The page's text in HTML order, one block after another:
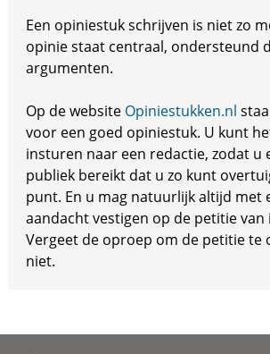
Een opiniestuk schrijven is niet zo
opinie staat centraal, ondersteund
argumenten.
Op de website Opiniestukken.nl
voor een goed opiniestuk. U kunt
insturen naar een redactie, zodat u
publiek bereikt dat u zo kunt
punt. En u mag natuurlijk altijd met
aandacht vestigen op de petitie van
Vergeet de oproep om de petitie te
niet.